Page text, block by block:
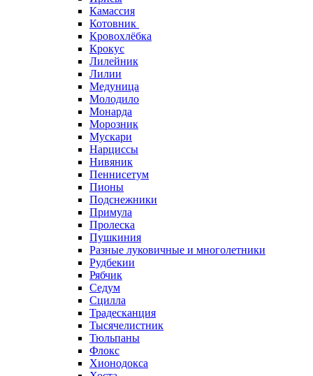
Камассия
Котовник
Кровохлёбка
Крокус
Лилейник
Лилии
Медуница
Молодило
Монарда
Морозник
Мускари
Нарциссы
Нивяник
Пеннисетум
Пионы
Подснежники
Примула
Пролеска
Пушкиния
Разные луковичные и многолетники
Рудбекии
Рябчик
Седум
Сцилла
Традесканция
Тысячелистник
Тюльпаны
Флокс
Хионодокса